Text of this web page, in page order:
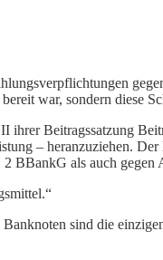
war, sondern diese
Beitragssatzung
– heranzuziehen.
BBankG als auch
sind die